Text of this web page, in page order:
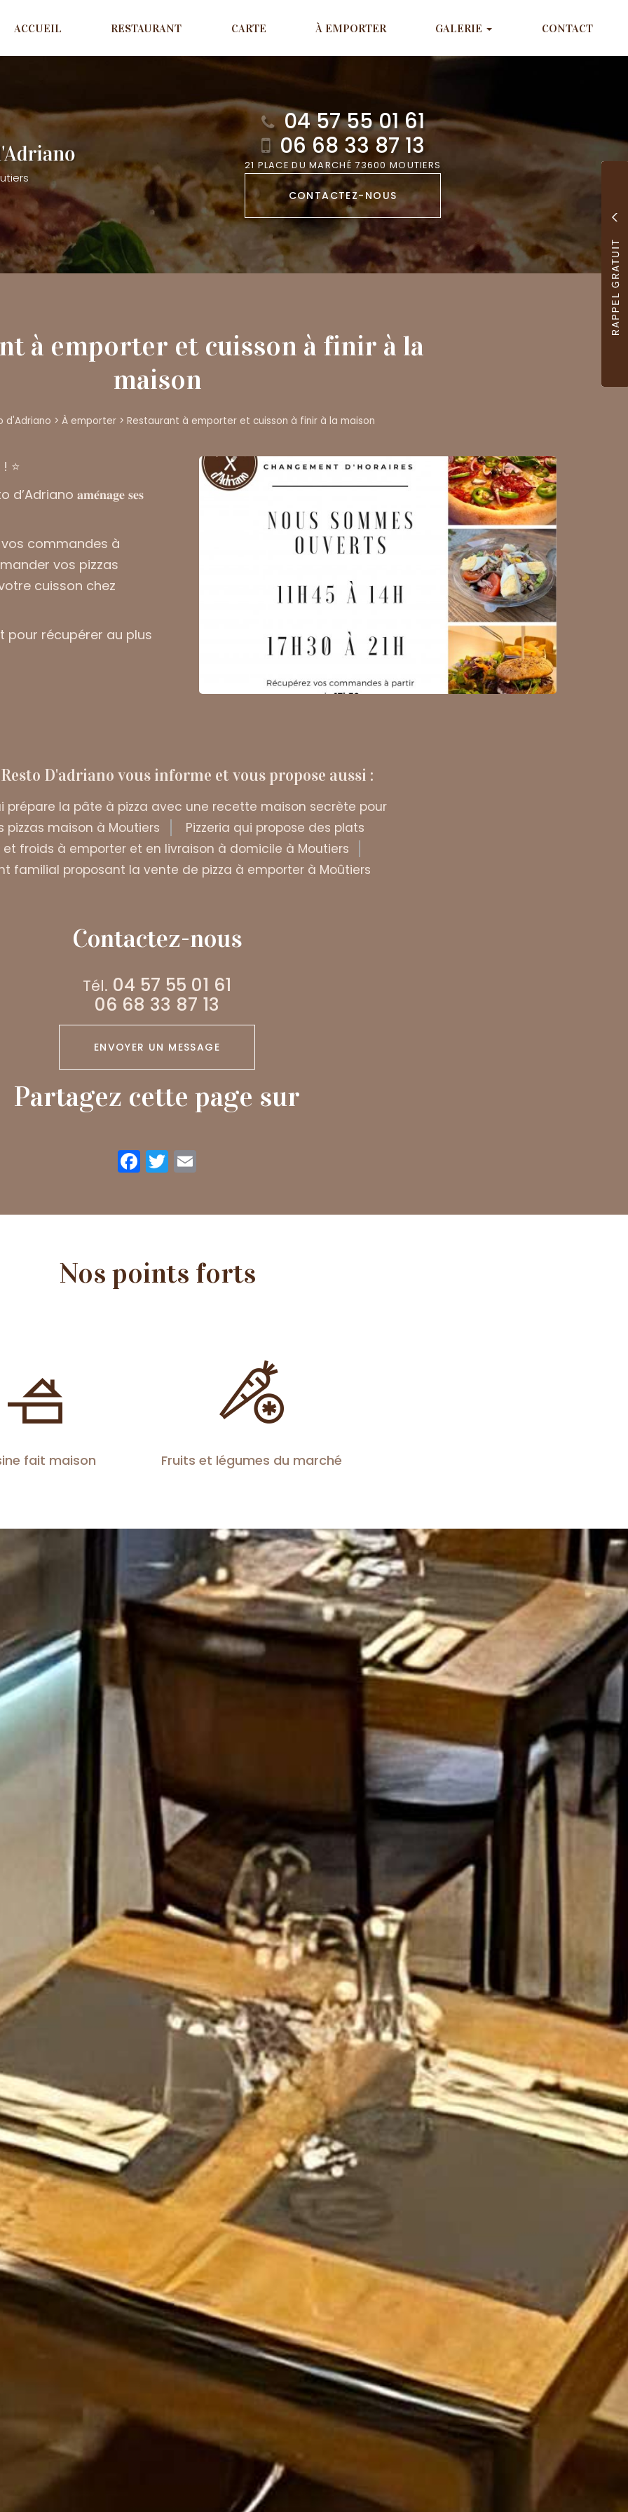
ACCUEIL RESTAURANT CARTE À EMPORTER GALERIE CONTACT
04 57 55 01 61
06 68 33 87 13
21 PLACE DU MARCHÉ 73600 MOUTIERS
CONTACTEZ- NOUS
à emporter et cuisson à finir à la
maison
d'Adriano > À emporter > Restaurant à emporter et cuisson à finir à la maison
⭐️
𝐚𝐦𝐞́𝐧𝐚𝐠𝐞 𝐬𝐞𝐬
commandes à
vos pizzas
cuisson chez
pour récupérer au plus
D'adriano vous informe et vous propose aussi :
prépare la pâte à pizza avec une recette maison secrète pour
pizzas maison à Moutiers
Pizzeria qui propose des plats
froids à emporter et en livraison à domicile à Moutiers
familial proposant la vente de pizza à emporter à Moûtiers
Contactez-nous
Tél. 04 57 55 01 61
06 68 33 87 13
ENVOYER UN MESSAGE
Partagez cette page sur
Facebook
Twitter
Nos points forts
fait maison Fruits et légumes du marché